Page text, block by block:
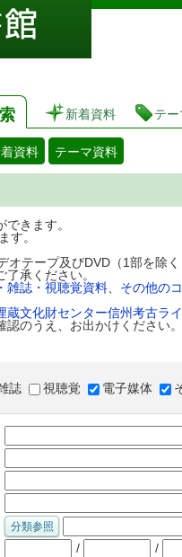
図書
新着資料 テ
資料 テーマ資料
きます。
す。
テープ及びDVD（1部を除
承ください。
雑誌・視聴覚資料、その他の
蔵文化財センター信州考古ラ
のうえ、お出かけください。
誌 視聴覚 電子媒体
/ /